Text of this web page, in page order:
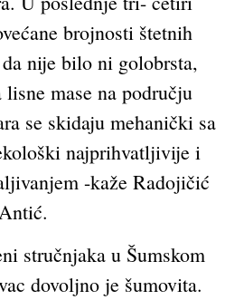
brojnosti štetnih
nije bilo ni golobrsta,
lisne mase na području
se skidaju mehanički sa
najprihvatljivije i
-kaže Radojičić
Antić.
stručnjaka u Šumskom
dovoljno je šumovita.